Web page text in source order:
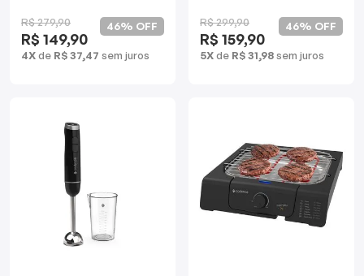
R$ 279,90
R$ 149,90
4Xde R$ 37,47 sem juros
46% OFF R$ 299,90
R$ 159,90
5Xde R$ 31,98sem juros
46% OFF